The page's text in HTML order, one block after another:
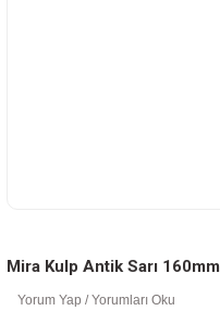
Mira Kulp Antik Sarı 160mm
Yorum Yap / Yorumları Oku